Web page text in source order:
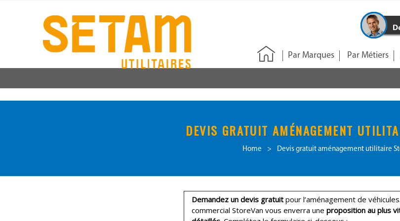
Par Marques Par Métiers
DEVIS GRATUIT AMÉNAGEMENT
Home > Devis gratuit aménagement utilitaire
Demandez un devis gratuit pour l’aménagement de
commercial StoreVan vous enverra une proposition au plus